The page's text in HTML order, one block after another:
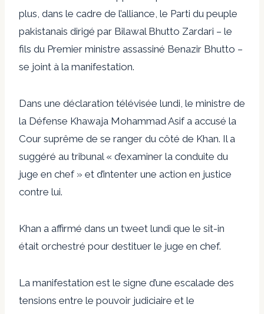
plus, dans le cadre de l’alliance, le Parti du peuple
pakistanais dirigé par Bilawal Bhutto Zardari – le
fils du Premier ministre assassiné Benazir Bhutto –
se joint à la manifestation.
Dans une déclaration télévisée lundi, le ministre de
la Défense Khawaja Mohammad Asif a accusé la
Cour suprême de se ranger du côté de Khan. Il a
suggéré au tribunal « d’examiner la conduite du
juge en chef » et d’intenter une action en justice
contre lui.
Khan a affirmé dans un tweet lundi que le sit-in
était orchestré pour destituer le juge en chef.
La manifestation est le signe d’une escalade des
tensions entre le pouvoir judiciaire et le